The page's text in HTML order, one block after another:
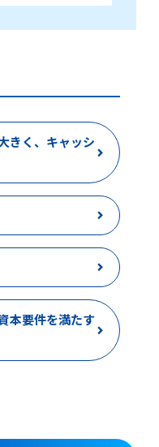
きく、キャッシ
本要件を満たす